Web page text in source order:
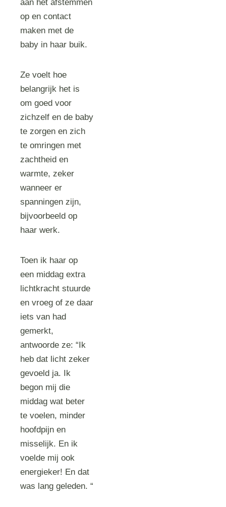
aan het afstemmen
op en contact
maken met de
baby in haar buik.
Ze voelt hoe
belangrijk het is
om goed voor
zichzelf en de baby
te zorgen en zich
te omringen met
zachtheid en
warmte, zeker
wanneer er
spanningen zijn,
bijvoorbeeld op
haar werk.
Toen ik haar op
een middag extra
lichtkracht stuurde
en vroeg of ze daar
iets van had
gemerkt,
antwoorde ze: “Ik
heb dat licht zeker
gevoeld ja. Ik
begon mij die
middag wat beter
te voelen, minder
hoofdpijn en
misselijk. En ik
voelde mij ook
energieker! En dat
was lang geleden. “